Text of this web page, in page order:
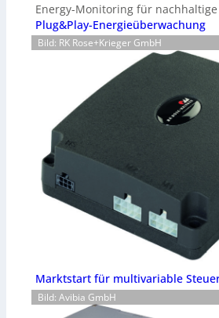
Energy-Monitoring für
Plug&Play-Energieüberwachung
Bild: RK Rose+Krieger GmbH
Marktstart für multivariable
Bild: Avibia GmbH